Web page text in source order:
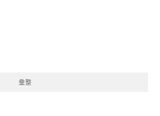
彙整